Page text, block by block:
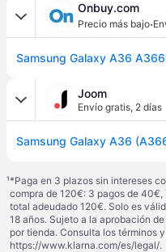
Onbuy.com
Precio más bajo·
Joom
Envío gratis, 2 días
¹*Paga en 3 plazos sin intereses
compra de 120€: 3 pagos de 40€,
total adeudado 120€. Solo es
18 años. Sujeto a la aprobación
por tienda. Consulta los términos
https://www.klarna.com/es/legal/.